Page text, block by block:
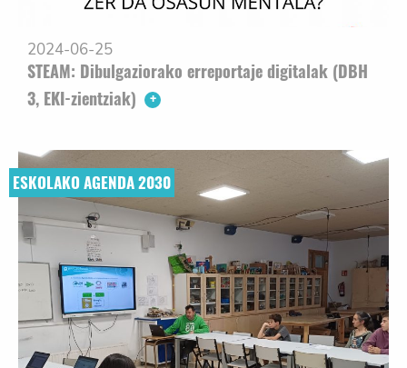
2024-06-25
STEAM: Dibulgaziorako erreportaje digitalak (DBH
3, EKI-zientziak)
ESKOLAKO AGENDA 2030